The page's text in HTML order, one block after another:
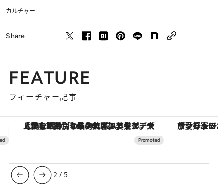
カルチャー
Share
FEATURE
フィーチャー記事
ヴァシュロン・コンスタンタン「オーヴァーシーズ・オートマティック」。旅愛好家のお気に入りコレクションから、ジェンダーレスな新作が登場 【夏限定ディナーコース】旬を
3 / 5